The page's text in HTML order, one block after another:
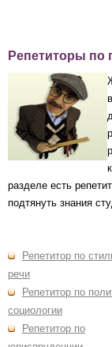
Репетиторы по
разделе есть
подтянуть знания
Репетитор по
речи
Репетитор по
социологии
Репетитор по